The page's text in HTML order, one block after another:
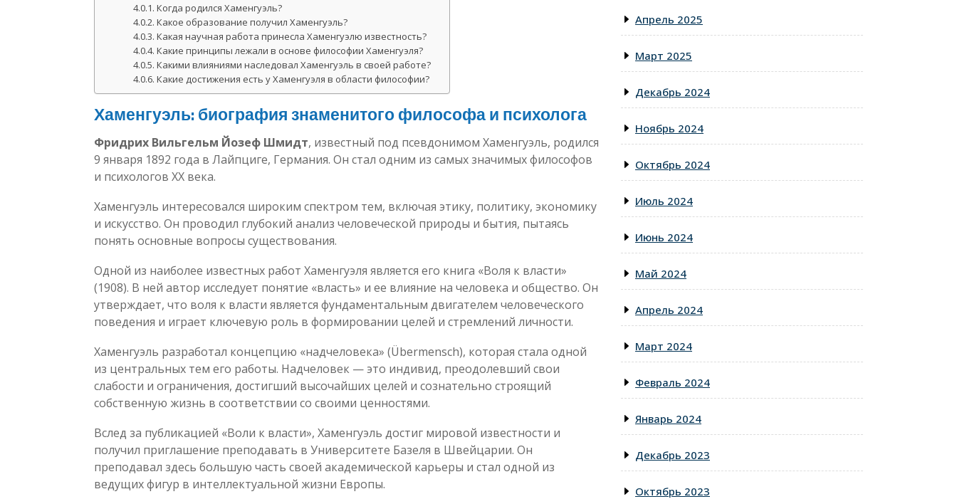
Когда родился Хаменгуэль?
Какое образование получил Хаменгуэль?
Какая научная работа принесла Хаменгуэлю известность?
Какие принципы лежали в основе философии Хаменгуэля?
Какими влияниями наследовал Хаменгуэль в своей работе?
Какие достижения есть у Хаменгуэля в области философии?
Хаменгуэль: биография знаменитого философа и психолога
Фридрих Вильгельм Йозеф Шмидт, известный под псевдонимом Хаменгуэль, родился
9 января 1892 года в Лайпциге, Германия. Он стал одним из самых значимых философов
и психологов XX века.
Хаменгуэль интересовался широким спектром тем, включая этику, политику, экономику
и искусство. Он проводил глубокий анализ человеческой природы и бытия, пытаясь
понять основные вопросы существования.
Одной из наиболее известных работ Хаменгуэля является его книга «Воля к власти»
(1908). В ней автор исследует понятие «власть» и ее влияние на человека и общество. Он
утверждает, что воля к власти является фундаментальным двигателем человеческого
поведения и играет ключевую роль в формировании целей и стремлений личности.
Хаменгуэль разработал концепцию «надчеловека» (Übermensch), которая стала одной
из центральных тем его работы. Надчеловек — это индивид, преодолевший свои
слабости и ограничения, достигший высочайших целей и сознательно строящий
собственную жизнь в соответствии со своими ценностями.
Вслед за публикацией «Воли к власти», Хаменгуэль достиг мировой известности и
получил приглашение преподавать в Университете Базеля в Швейцарии. Он
преподавал здесь большую часть своей академической карьеры и стал одной из
ведущих фигур в интеллектуальной жизни Европы.
Апрель 2025
Март 2025
Декабрь 2024
Ноябрь 2024
Октябрь 2024
Июль 2024
Июнь 2024
Май 2024
Апрель 2024
Март 2024
Февраль 2024
Январь 2024
Декабрь 2023
Октябрь 2023